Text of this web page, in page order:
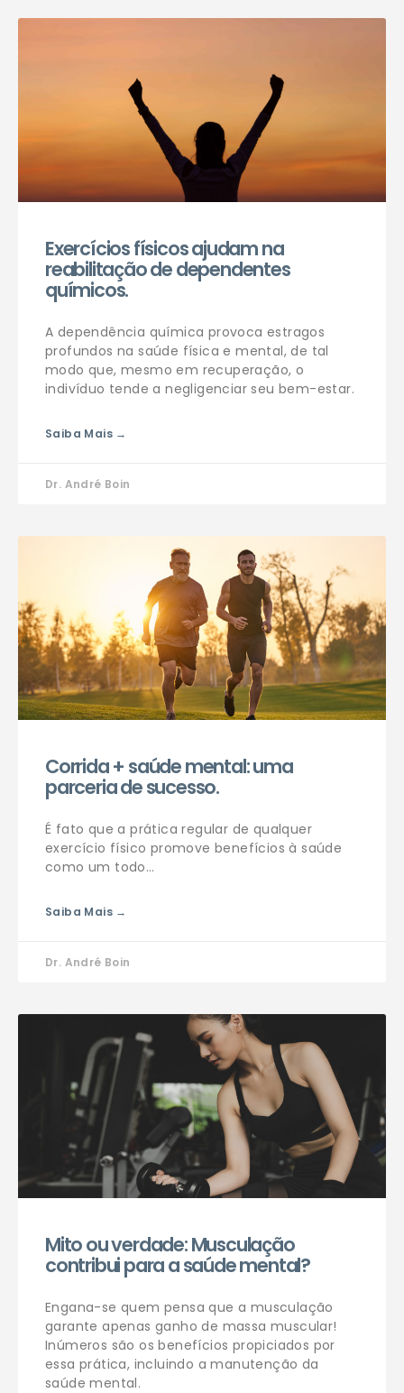
Agendar consulta
Exercícios físicos ajudam na
reabilitação de dependentes
químicos.
A dependência química provoca estragos
profundos na saúde física e mental, de tal
modo que, mesmo em recuperação, o
indivíduo tende a negligenciar seu bem-estar.
Saiba Mais →
Dr. André Boin
Corrida + saúde mental: uma
parceria de sucesso.
É fato que a prática regular de qualquer
exercício físico promove benefícios à saúde
como um todo…
Saiba Mais →
Dr. André Boin
Mito ou verdade: Musculação
contribui para a saúde mental?
Engana-se quem pensa que a musculação
garante apenas ganho de massa muscular!
Inúmeros são os benefícios propiciados por
essa prática, incluindo a manutenção da
saúde mental.